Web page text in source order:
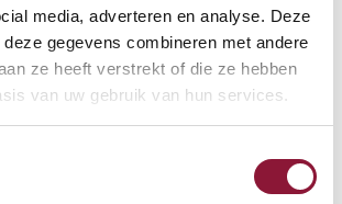
media, adverteren en analyse. Deze
gegevens combineren met andere
ze heeft verstrekt of die ze hebben
van uw gebruik van hun services.
ALUMINIUM